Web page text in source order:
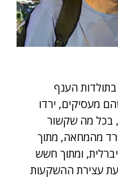
הענף
מעסיקים, ירדו
בכל מה שקשור
מהמחאה, מתוך
ומתוך חשש
עצירת ההשקעות